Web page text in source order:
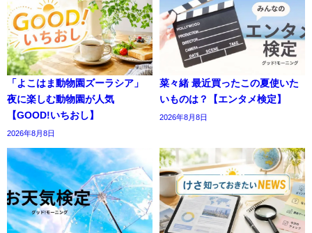
「よこはま動物園ズーラシア」
夜に楽しむ動物園が人気
【GOOD!いちおし】
2026年8月8日
菜々緒 最近買ったこの夏使いた
いものは？【エンタメ検定】
2026年8月8日